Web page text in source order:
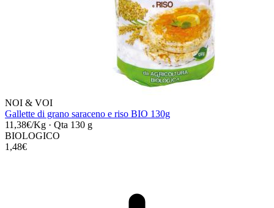
NOI & VOI
Gallette di grano saraceno e riso BIO 130g
11,38€/Kg · Qta 130 g
BIOLOGICO
1,48€